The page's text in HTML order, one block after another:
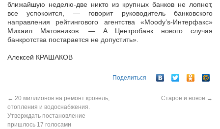
ближайшую неделю-две никто из крупных банков не лопнет,
все успокоится, — говорит руководитель банковского
направления рейтингового агентства «Moody’s-Интерфакс»
Михаил Матовников. — А Центробанк нового случая
банкротства постарается не допустить».
Алексей КРАШАКОВ
Поделиться
← 20 миллионов на ремонт кровель,
отопления и водоснабжения.
Утверждать постановление
пришлось 17 голосами
Старое и новое →